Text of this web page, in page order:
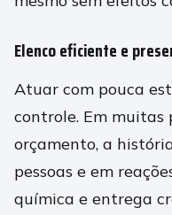
Elenco eficiente e
Atuar com pouca
controle. Em muitas
orçamento, a
pessoas e em
química e entrega